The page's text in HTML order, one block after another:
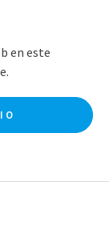
en este